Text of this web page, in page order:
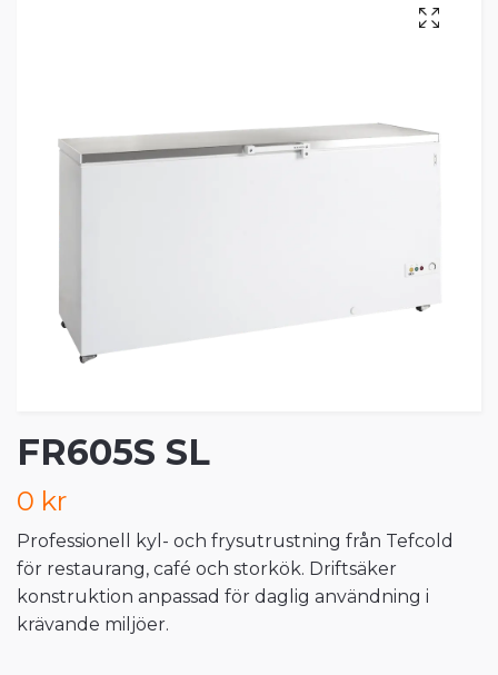
FR605S SL
0 kr
Professionell kyl- och frysutrustning från Tefcold
för restaurang, café och storkök. Driftsäker
konstruktion anpassad för daglig användning i
krävande miljöer.